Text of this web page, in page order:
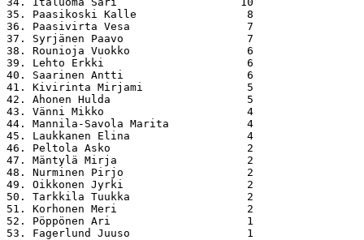
35. Paasikoski Kalle                 8
36. Paasivirta Vesa                  7
37. Syrjänen Paavo                   7
38. Rounioja Vuokko                  6
39. Lehto Erkki                      6
40. Saarinen Antti                   6
41. Kivirinta Mirjami                5
42. Ahonen Hulda                     5
43. Vänni Mikko                      4
44. Mannila-Savola Marita            4
45. Laukkanen Elina                  4
46. Peltola Asko                     2
47. Mäntylä Mirja                    2
48. Nurminen Pirjo                   2
49. Oikkonen Jyrki                   2
50. Tarkkila Tuukka                  2
51. Korhonen Meri                    2
52. Pöppönen Ari                     1
53. Fagerlund Juuso                  1